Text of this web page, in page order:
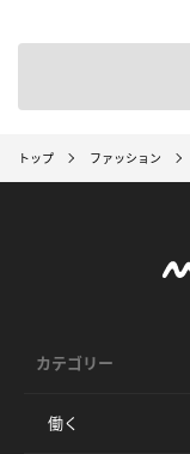
トップ ファッション
カテゴリー
働く